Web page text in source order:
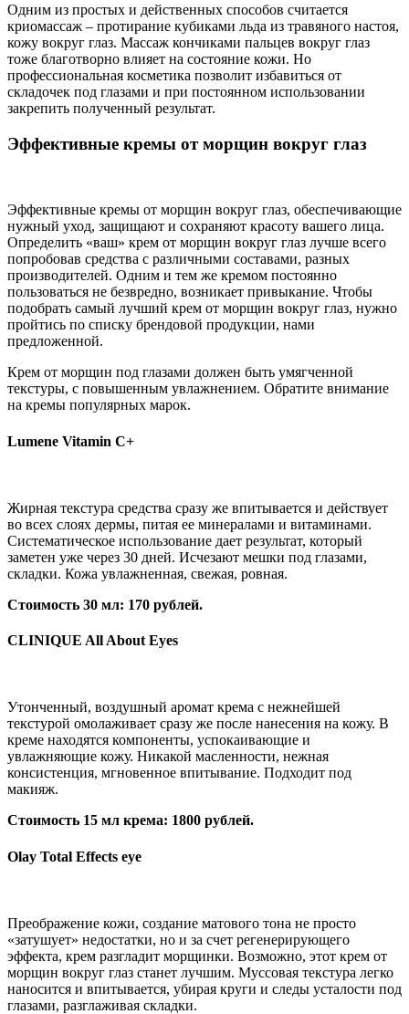
Одним из простых и действенных способов считается
криомассаж – протирание кубиками льда из травяного настоя,
кожу вокруг глаз. Массаж кончиками пальцев вокруг глаз
тоже благотворно влияет на состояние кожи. Но
профессиональная косметика позволит избавиться от
складочек под глазами и при постоянном использовании
закрепить полученный результат.
Эффективные кремы от морщин вокруг глаз
Эффективные кремы от морщин вокруг глаз, обеспечивающие
нужный уход, защищают и сохраняют красоту вашего лица.
Определить «ваш» крем от морщин вокруг глаз лучше всего
попробовав средства с различными составами, разных
производителей. Одним и тем же кремом постоянно
пользоваться не безвредно, возникает привыкание. Чтобы
подобрать самый лучший крем от морщин вокруг глаз, нужно
пройтись по списку брендовой продукции, нами
предложенной.
Крем от морщин под глазами должен быть умягченной
текстуры, с повышенным увлажнением. Обратите внимание
на кремы популярных марок.
Lumene Vitamin C+
Жирная текстура средства сразу же впитывается и действует
во всех слоях дермы, питая ее минералами и витаминами.
Систематическое использование дает результат, который
заметен уже через 30 дней. Исчезают мешки под глазами,
складки. Кожа увлажненная, свежая, ровная.
Стоимость 30 мл: 170 рублей.
CLINIQUE All About Eyes
Утонченный, воздушный аромат крема с нежнейшей
текстурой омолаживает сразу же после нанесения на кожу. В
креме находятся компоненты, успокаивающие и
увлажняющие кожу. Никакой масленности, нежная
консистенция, мгновенное впитывание. Подходит под
макияж.
Стоимость 15 мл крема: 1800 рублей.
Olay Total Effects eye
Преображение кожи, создание матового тона не просто
«затушует» недостатки, но и за счет регенерирующего
эффекта, крем разгладит морщинки. Возможно, этот крем от
морщин вокруг глаз станет лучшим. Муссовая текстура легко
наносится и впитывается, убирая круги и следы усталости под
глазами, разглаживая складки.